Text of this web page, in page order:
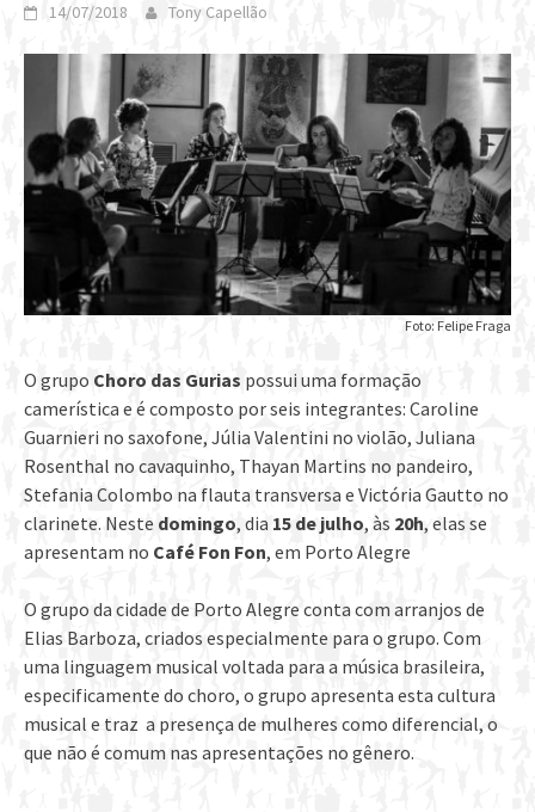
14/07/2018 Tony Capellão
Foto: Felipe Fraga
O grupo Choro das Gurias possui uma formação
camerística e é composto por seis integrantes: Caroline
Guarnieri no saxofone, Júlia Valentini no violão, Juliana
Rosenthal no cavaquinho, Thayan Martins no pandeiro,
Stefania Colombo na flauta transversa e Victória Gautto no
clarinete. Neste domingo, dia 15 de julho, às 20h, elas se
apresentam no Café Fon Fon, em Porto Alegre
O grupo da cidade de Porto Alegre conta com arranjos de
Elias Barboza, criados especialmente para o grupo. Com
uma linguagem musical voltada para a música brasileira,
especificamente do choro, o grupo apresenta esta cultura
musical e traz a presença de mulheres como diferencial, o
que não é comum nas apresentações no gênero.